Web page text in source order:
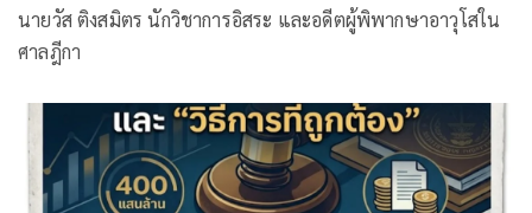
นายวัส ติงสมิตร นักวิชาการอิสระ และอดีตผู้พิพากษาอาวุโสใน
ศาลฎีกา